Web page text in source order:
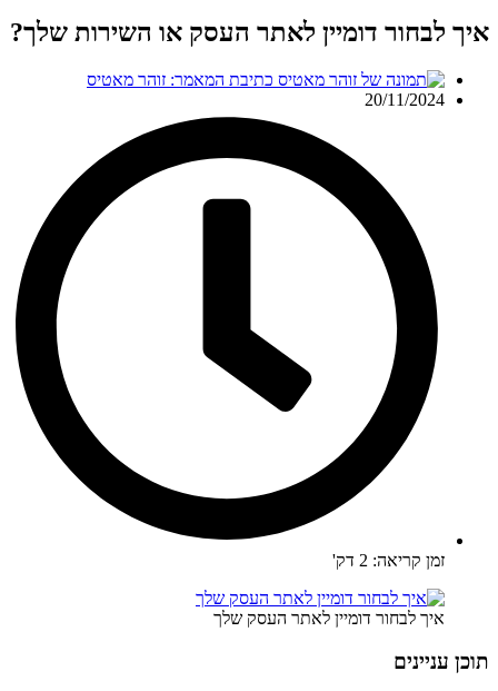
איך לבחור דומיין לאתר העסק או השירות שלך?
כתיבת המאמר: זוהר מאטיס
20/11/2024
זמן קריאה: 2 דק'
איך לבחור דומיין לאתר העסק שלך
תוכן עניינים